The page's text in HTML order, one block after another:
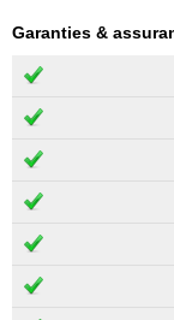
Garanties &